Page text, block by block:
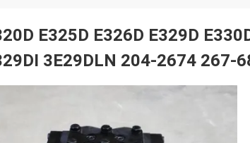
E325D E326D E329D
3E29DLN 204-2674